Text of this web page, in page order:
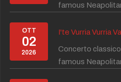
famous
OTT
02
2026
I'te Vurria Vurria
Concerto
famous